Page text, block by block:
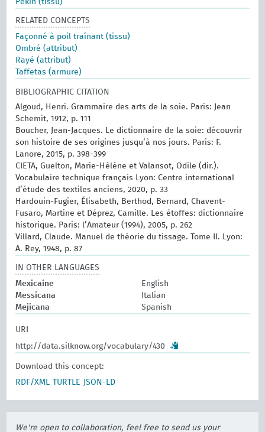
Pékin (tissu)
RELATED CONCEPTS
Façonné à poil traînant (tissu)
Ombré (attribut)
Rayé (attribut)
Taffetas (armure)
BIBLIOGRAPHIC CITATION
Algoud, Henri. Grammaire des arts de la soie. Paris: Jean
Schemit, 1912, p. 111
Boucher, Jean-Jacques. Le dictionnaire de la soie: découvrir
son histoire de ses origines jusqu’à nos jours. Paris: F.
Lanore, 2015, p. 398-399
CIETA, Guelton, Marie-Hélène et Valansot, Odile (dir.).
Vocabulaire technique français Lyon: Centre international
d’étude des textiles anciens, 2020, p. 33
Hardouin-Fugier, Élisabeth, Berthod, Bernard, Chavent-
Fusaro, Martine et Déprez, Camille. Les étoffes: dictionnaire
historique. Paris: l’Amateur (1994), 2005, p. 262
Villard, Claude. Manuel de théorie du tissage. Tome II. Lyon:
A. Rey, 1948, p. 87
IN OTHER LANGUAGES
Mexicaine
English
Messicana
Italian
Mejicana
Spanish
URI
http://data.silknow.org/vocabulary/430
Download this concept:
RDF/XML
TURTLE JSON-LD
We're open to collaboration, feel free to send us your